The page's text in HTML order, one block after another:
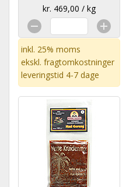
kr. 469,00 / kg
inkl. 25% moms
ekskl. fragtomkostninger
leveringstid 4-7 dage